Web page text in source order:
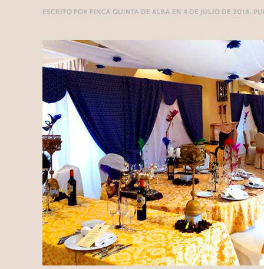
ESCRITO POR FINCA QUINTA DE ALBA EN 4 DE JULIO DE 2018 .